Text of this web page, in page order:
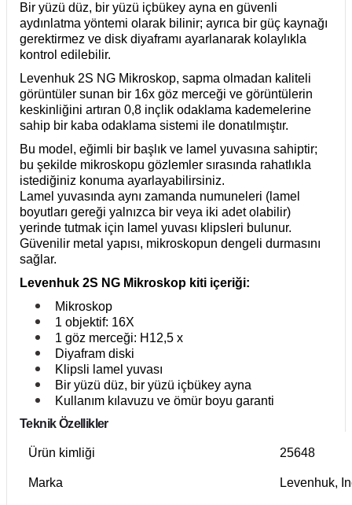
Bir yüzü düz, bir yüzü içbükey ayna en güvenli
aydınlatma yöntemi olarak bilinir; ayrıca bir güç kaynağı
gerektirmez ve disk diyaframı ayarlanarak kolaylıkla
kontrol edilebilir.
Levenhuk 2S NG Mikroskop, sapma olmadan kaliteli
görüntüler sunan bir 16x göz merceği ve görüntülerin
keskinliğini artıran 0,8 inçlik odaklama kademelerine
sahip bir kaba odaklama sistemi ile donatılmıştır.
Bu model, eğimli bir başlık ve lamel yuvasına sahiptir;
bu şekilde mikroskopu gözlemler sırasında rahatlıkla
istediğiniz konuma ayarlayabilirsiniz.
Lamel yuvasında aynı zamanda numuneleri (lamel
boyutları gereği yalnızca bir veya iki adet olabilir)
yerinde tutmak için lamel yuvası klipsleri bulunur.
Güvenilir metal yapısı, mikroskopun dengeli durmasını
sağlar.
Levenhuk 2S NG Mikroskop kiti içeriği:
Mikroskop
1 objektif: 16X
1 göz merceği: H12,5 x
Diyafram diski
Klipsli lamel yuvası
Bir yüzü düz, bir yüzü içbükey ayna
Kullanım kılavuzu ve ömür boyu garanti
Teknik Özellikler
Ürün kimliği 25648
Marka Levenhuk,